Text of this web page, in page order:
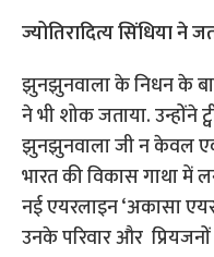
ज्योतिरादित्य सिंधिया ने
झुनझुनवाला के निधन के बाद
ने भी शोक जताया. उन्होंने
झुनझुनवाला जी न केवल
भारत की विकास गाथा में
नई एयरलाइन ‘अकासा
उनके परिवार और प्रियजनों